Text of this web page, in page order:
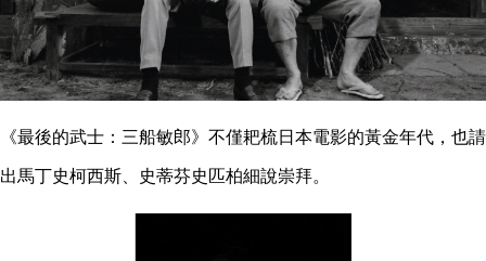
《最後的武士：三船敏郎》不僅耙梳日本電影的黃金年代，也請
出馬丁史柯西斯、史蒂芬史匹柏細說崇拜。